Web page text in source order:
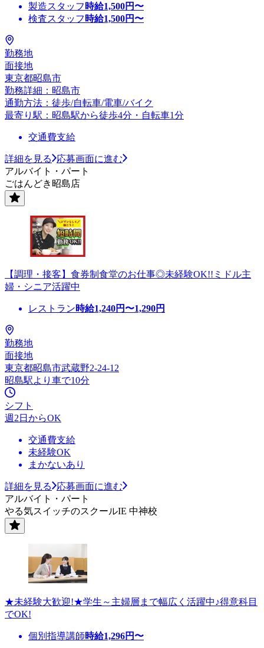
製造スタッフ 時給1,500円〜
検査スタッフ 時給1,500円〜
勤務地
面接地
東京都昭島市
勤務詳細：昭島市
通勤方法：徒歩/自転車/電車/バイク
最寄り駅：昭島駅から徒歩4分・自転車1分
交通費支給
詳細を見る
応募画面に進む
アルバイト・パート
ごはんどき昭島店
【調理・接客】食券制食堂のお仕事◎未経験OK!!ミドル主
婦・シニア活躍中
レストラン時給1,240円〜1,290円
勤務地
面接地
東京都昭島市武蔵野2-24-12
昭島駅より車で10分
シフト
週2日からOK
交通費支給
未経験OK
まかないあり
詳細を見る
応募画面に進む
アルバイト・パート
やる気スイッチのスクールIE 中神校
★未経験大歓迎!★学生～主婦層まで幅広く活躍中♪得意科目
でOK!
個別指導講師時給1,296円〜